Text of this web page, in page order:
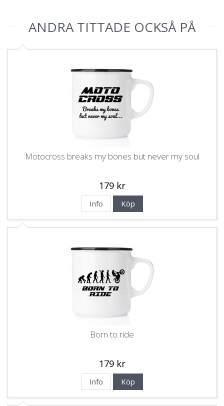
ANDRA TITTADE OCKSÅ PÅ
Motocross breaks my bones but never my soul
179 kr
Info Köp
Born to ride
179 kr
Info Köp